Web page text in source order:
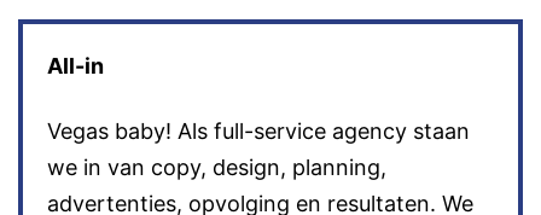
All-in
Vegas baby! Als full-service agency staan
we in van copy, design, planning,
advertenties, opvolging en resultaten. We